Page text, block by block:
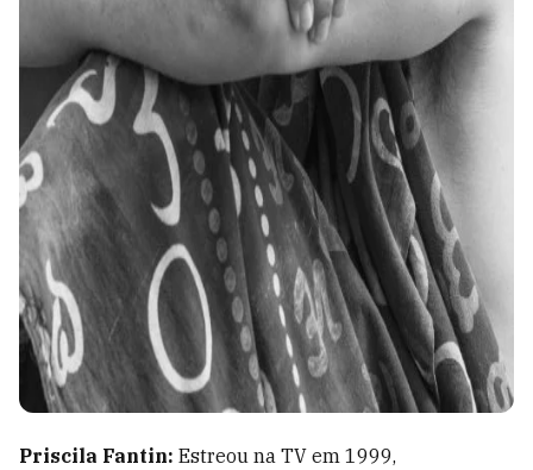
Priscila Fantin: Estreou na TV em 1999,